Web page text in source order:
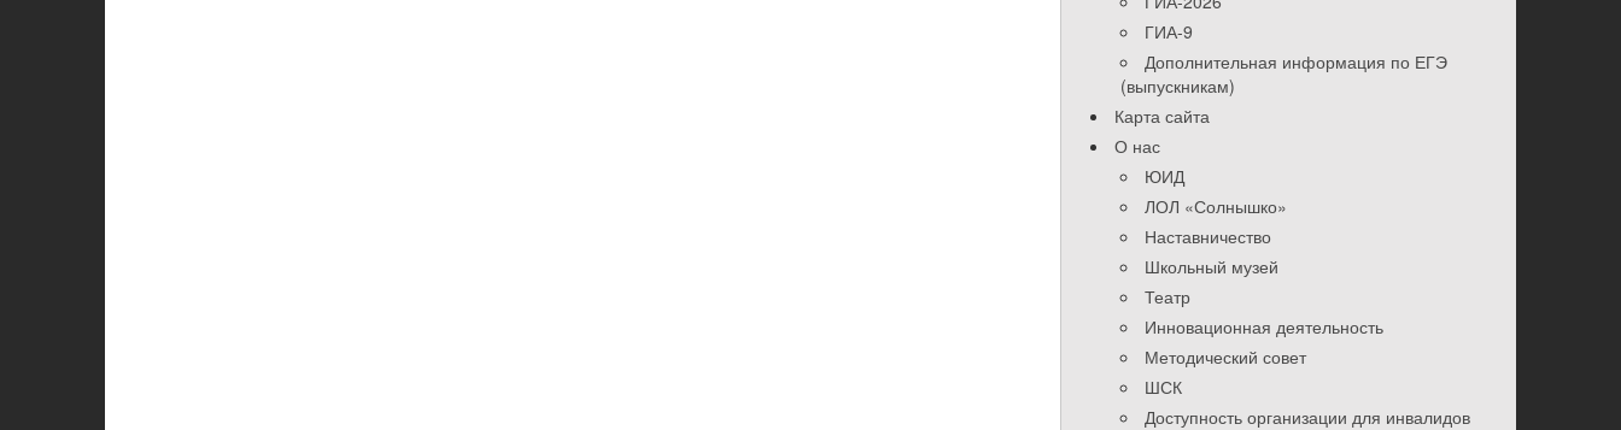
ГИА-9
Дополнительная информация по ЕГЭ
(выпускникам)
Карта сайта
О нас
ЮИД
ЛОЛ «Солнышко»
Наставничество
Школьный музей
Театр
Инновационная деятельность
Методический совет
ШСК
Доступность организации для инвалидов